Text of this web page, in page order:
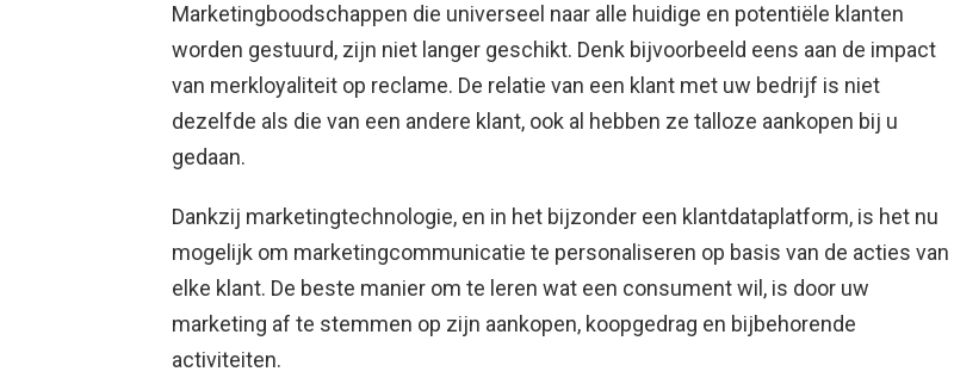
Marketingboodschappen die universeel naar alle huidige en potentiële klanten
worden gestuurd, zijn niet langer geschikt. Denk bijvoorbeeld eens aan de impact
van merkloyaliteit op reclame. De relatie van een klant met uw bedrijf is niet
dezelfde als die van een andere klant, ook al hebben ze talloze aankopen bij u
gedaan.
Dankzij marketingtechnologie, en in het bijzonder een klantdataplatform, is het nu
mogelijk om marketingcommunicatie te personaliseren op basis van de acties van
elke klant. De beste manier om te leren wat een consument wil, is door uw
marketing af te stemmen op zijn aankopen, koopgedrag en bijbehorende
activiteiten.